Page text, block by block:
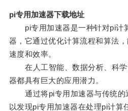
pi专用加速器下载地址
pi专用加速器是一种针对pi计
器，它通过优化计算流程和算法
速度和效率。
在人工智能、数据分析、科学
器都具有巨大的应用潜力。
通过将pi专用加速器与传统的
以发现pi专用加速器在处理pi计算